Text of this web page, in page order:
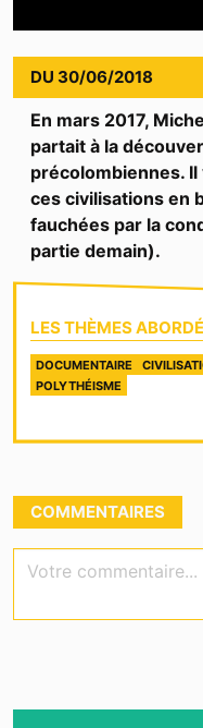
DU 30/06/2018
En mars 2017,
partait à la
précolombiennes.
ces civilisations en
fauchées par la
partie demain).
LES THÈMES
DOCUMENTAIRE
POLYTHÉISME
COMMENTAIRES
Votre commentaire...